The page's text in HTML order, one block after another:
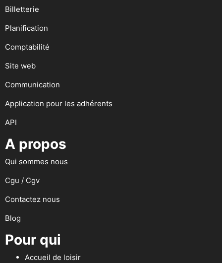
Billetterie
Planification
Comptabilité
Site web
Communication
Application pour les adhérents
API
A propos
Qui sommes nous
Cgu / Cgv
Contactez nous
Blog
Pour qui
Accueil de loisir